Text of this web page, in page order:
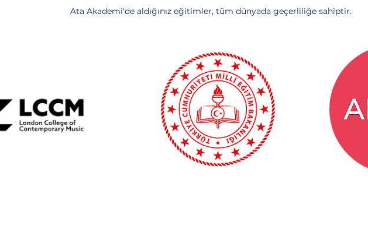
Ata Akademi'de aldığınız eğitimler, tüm dünyada geçerliliğe sahiptir.